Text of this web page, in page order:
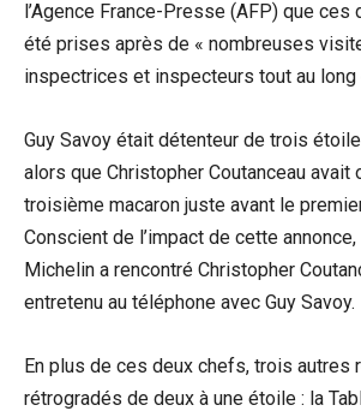
l’Agence France-Presse (AFP) que
été prises après de « nombreuses
inspectrices et inspecteurs tout au long
Guy Savoy était détenteur de trois
alors que Christopher Coutanceau avait
troisième macaron juste avant le
Conscient de l’impact de cette
Michelin a rencontré Christopher
entretenu au téléphone avec Guy Savoy.
En plus de ces deux chefs, trois autres
rétrogradés de deux à une étoile : la